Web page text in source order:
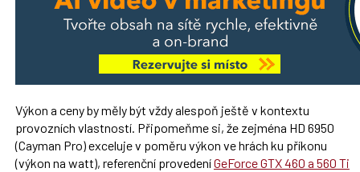
Výkon a ceny by měly být vždy alespoň ještě v kontextu
provozních vlastností. Připomeňme si, že zejména HD 6950
(Cayman Pro) exceluje v poměru výkon ve hrách ku příkonu
(výkon na watt), referenční provedeníGeForce GTX 460 a 560 Ti